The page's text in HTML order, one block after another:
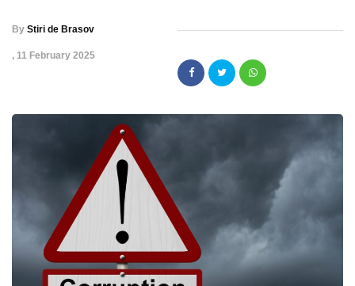
By Stiri de Brasov
, 11 February 2025